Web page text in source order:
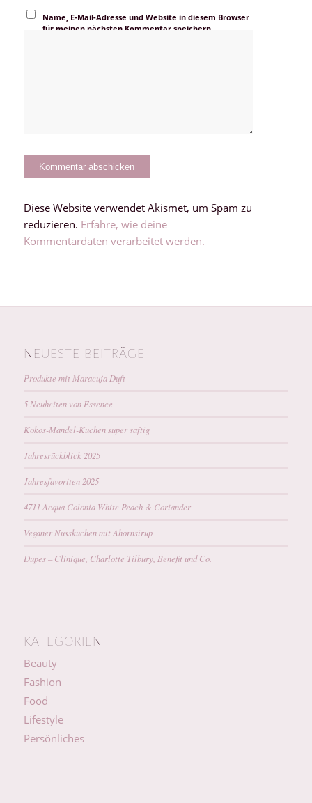
Name, E-Mail-Adresse und Website in diesem Browser
für meinen nächsten Kommentar speichern.
Diese Website verwendet Akismet, um Spam zu
reduzieren. Erfahre, wie deine
Kommentardaten verarbeitet werden.
NEUESTE BEITRÄGE
Produkte mit Maracuja Duft
5 Neuheiten von Essence
Kokos-Mandel-Kuchen super saftig
Jahresrückblick 2025
Jahresfavoriten 2025
4711 Acqua Colonia White Peach & Coriander
Veganer Nusskuchen mit Ahornsirup
Dupes – Clinique, Charlotte Tilbury, Benefit und Co.
KATEGORIEN
Beauty
Fashion
Food
Lifestyle
Persönliches